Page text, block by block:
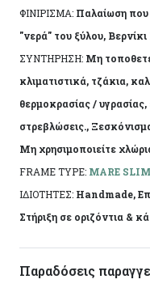
ΦΙΝΙΡΙΣΜΑ: Παλαίωση που
"νερά" του ξύλου,
ΣΥΝΤΗΡΗΣΗ: Μη
κλιματιστικά, τζάκια,
θερμοκρασίας /
στρεβλώσεις.,
Μη χρησιμοποιείτε
FRAME TYPE: MARE
ΙΔΙΟΤΗΤΕΣ: Handmade,
Στήριξη σε οριζόντια &
Παραδόσεις